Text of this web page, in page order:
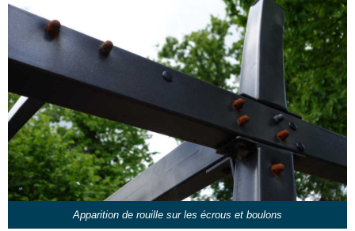
Apparition de rouille sur les écrous et boulons